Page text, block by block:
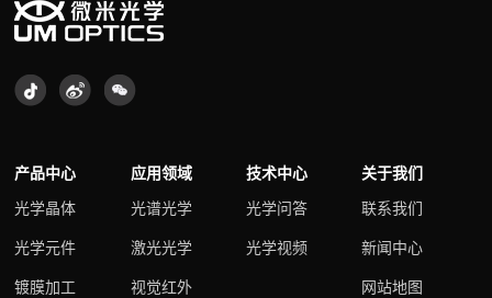
产品中心
光学晶体
光学元件
镀膜加工
应用领域
光谱光学
激光光学
视觉红外
技术中心
光学问答
光学视频
关于我们
联系我们
新闻中心
网站地图